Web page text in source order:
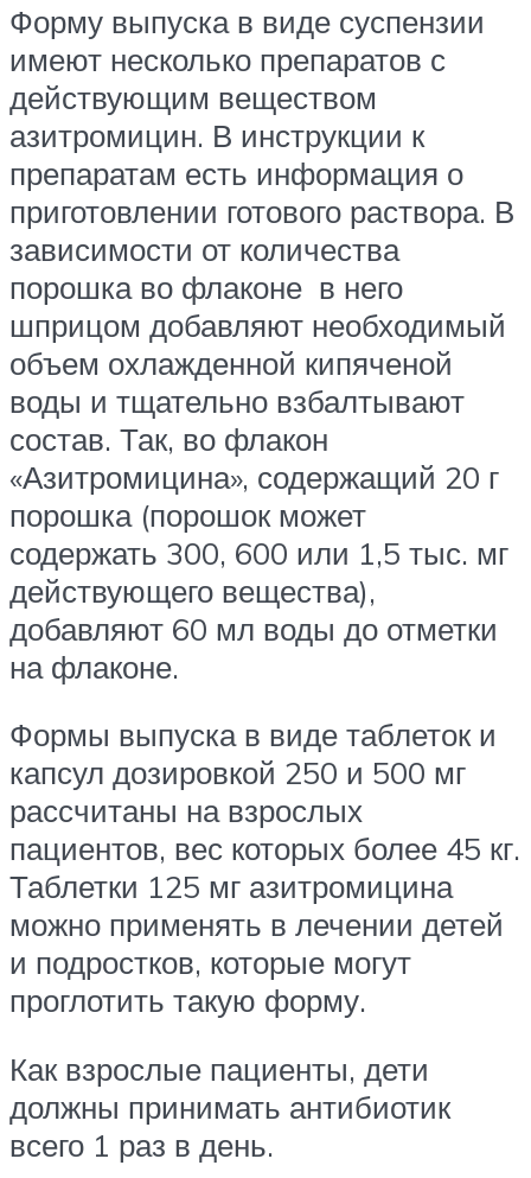
Форму выпуска в виде суспензии
имеют несколько препаратов с
действующим веществом
азитромицин. В инструкции к
препаратам есть информация о
приготовлении готового раствора. В
зависимости от количества
порошка во флаконе в него
шприцом добавляют необходимый
объем охлажденной кипяченой
воды и тщательно взбалтывают
состав. Так, во флакон
«Азитромицина», содержащий 20 г
порошка (порошок может
содержать 300, 600 или 1,5 тыс. мг
действующего вещества),
добавляют 60 мл воды до отметки
на флаконе.
Формы выпуска в виде таблеток и
капсул дозировкой 250 и 500 мг
рассчитаны на взрослых
пациентов, вес которых более 45 кг.
Таблетки 125 мг азитромицина
можно применять в лечении детей
и подростков, которые могут
проглотить такую форму.
Как взрослые пациенты, дети
должны принимать антибиотик
всего 1 раз в день.